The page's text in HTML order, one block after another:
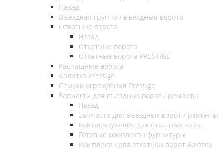
Назад
Въездная группа / въездные ворота
Откатные ворота
Назад
Откатные ворота
Откатные ворота PRESTIGE
Распашные ворота
Калитка Prestige
Секции ограждения Prestige
Запчасти для въездных ворот / ремонты
Назад
Запчасти для въездных ворот / ремонты
Комплектующие для откатных ворот
Готовые комплекты фурнитуры
Комплекты для откатных ворот Алютех